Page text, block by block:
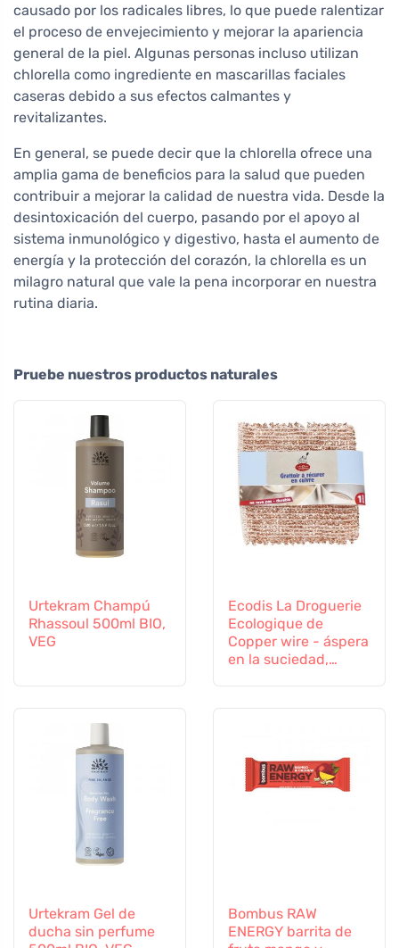
causado por los radicales libres, lo que puede ralentizar
el proceso de envejecimiento y mejorar la apariencia
general de la piel. Algunas personas incluso utilizan
chlorella como ingrediente en mascarillas faciales
caseras debido a sus efectos calmantes y
revitalizantes.
En general, se puede decir que la chlorella ofrece una
amplia gama de beneficios para la salud que pueden
contribuir a mejorar la calidad de nuestra vida. Desde la
desintoxicación del cuerpo, pasando por el apoyo al
sistema inmunológico y digestivo, hasta el aumento de
energía y la protección del corazón, la chlorella es un
milagro natural que vale la pena incorporar en nuestra
rutina diaria.
Pruebe nuestros productos naturales
Urtekram Champú
Rhassoul 500ml BIO,
VEG
Ecodis La Droguerie
Ecologique de
Copper wire - áspera
en la suciedad,
Urtekram Gel de
ducha sin perfume
Bombus RAW
ENERGY barrita de